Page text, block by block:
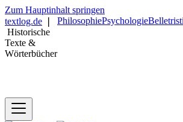
Zum Hauptinhalt springen
textlog.de
Historische
Texte &
Wörterbücher
PhilosophiePsychologie